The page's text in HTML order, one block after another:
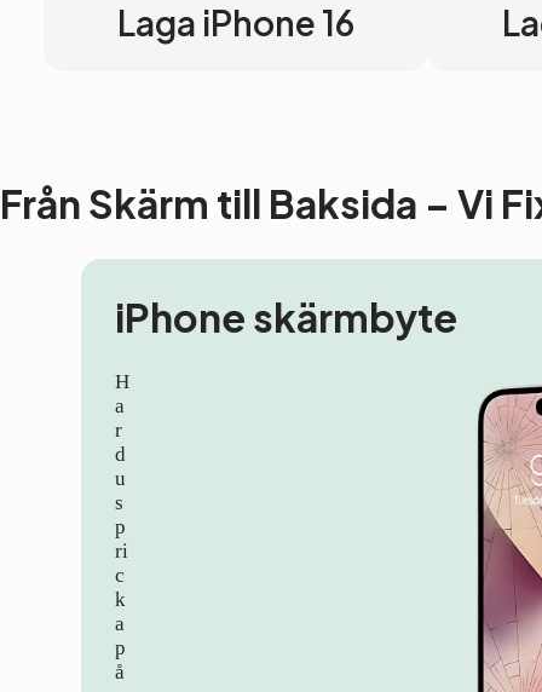
Laga iPhone 16
Från Skärm till Baksida – Vi
iPhone skärmbyte
H
a
r
d
u
s
p
ri
c
k
a
p
å